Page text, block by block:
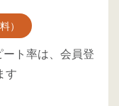
）
ト率は、会員登
す